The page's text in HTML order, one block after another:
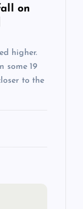
on
higher.
some 19
to the